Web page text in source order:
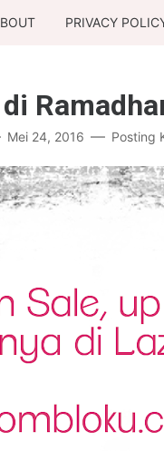
PRIVACY
Mei 24, 2016 Posting